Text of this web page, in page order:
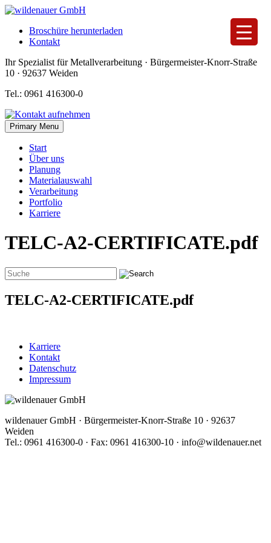
Skip
contentBroschüre herunterladen
Kontakt
Ihr Spezialist für Metallverarbeitung · Bürgermeister-Knorr-Straße
10 · 92637 Weiden
Tel.: 0961 416300-0
Primary Menu
Start
Über uns
Planung
Materialauswahl
Verarbeitung
Portfolio
Karriere
TELC-A2-CERTIFICATE.pdf
TELC-A2-CERTIFICATE.pdf
Karriere
Kontakt
Datenschutz
Impressum
wildenauer GmbH · Bürgermeister-Knorr-Straße 10 · 92637
Weiden
Tel.: 0961 416300-0 · Fax: 0961 416300-10 · info@wildenauer.net